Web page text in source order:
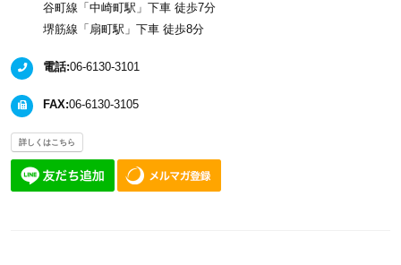
谷町線「中崎町駅」下車 徒歩7分
堺筋線「扇町駅」下車 徒歩8分
電話:06-6130-3101
FAX:06-6130-3105
詳しくはこちら